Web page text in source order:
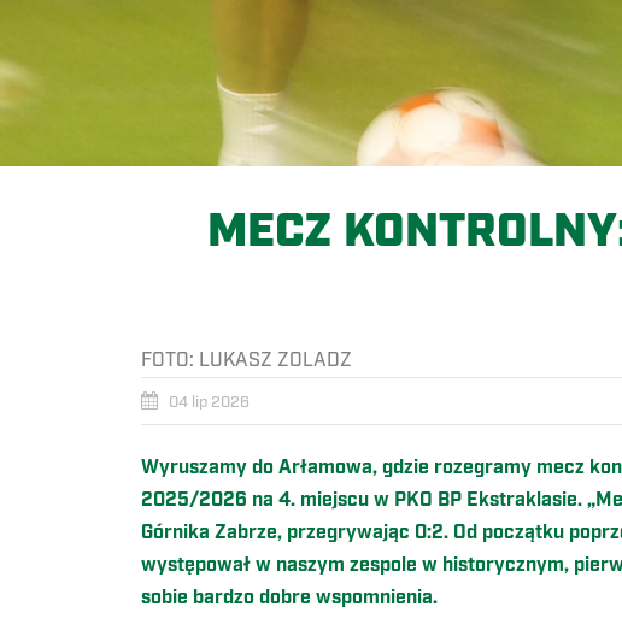
MECZ
FOTO: LUKASZ ZOLADZ
04 lip 2026
Wyruszamy do Arłamowa, gdzie rozegramy mecz
2025/2026 na 4. miejscu w PKO BP Ekstraklasie.
Górnika Zabrze, przegrywając 0:2. Od początku
występował w naszym zespole w historycznym,
sobie bardzo dobre wspomnienia.